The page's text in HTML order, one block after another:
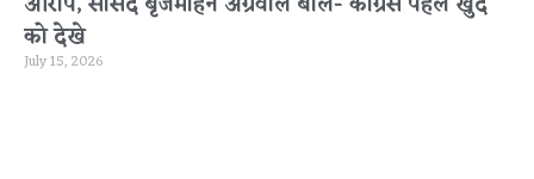
को देखे
July 15, 2026